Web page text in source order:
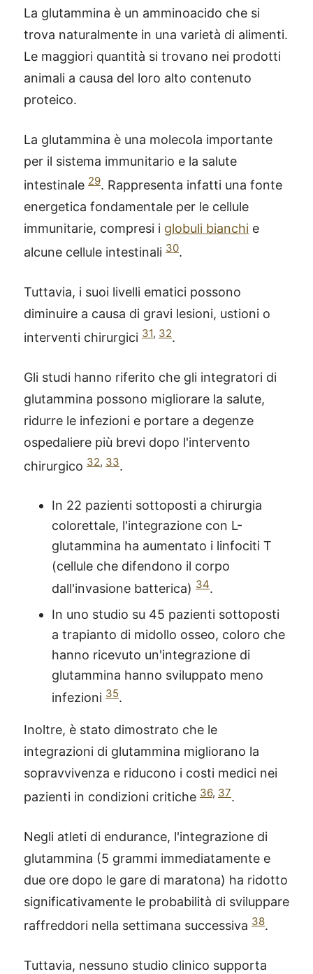
La glutammina è un amminoacido che si
trova naturalmente in una varietà di alimenti.
Le maggiori quantità si trovano nei prodotti
animali a causa del loro alto contenuto
proteico.
La glutammina è una molecola importante
per il sistema immunitario e la salute
intestinale 29. Rappresenta infatti una fonte
energetica fondamentale per le cellule
immunitarie, compresi i globuli bianchi e
alcune cellule intestinali 30.
Tuttavia, i suoi livelli ematici possono
diminuire a causa di gravi lesioni, ustioni o
interventi chirurgici 31, 32.
Gli studi hanno riferito che gli integratori di
glutammina possono migliorare la salute,
ridurre le infezioni e portare a degenze
ospedaliere più brevi dopo l'intervento
chirurgico 32, 33.
In 22 pazienti sottoposti a chirurgia
colorettale, l'integrazione con L-
glutammina ha aumentato i linfociti T
(cellule che difendono il corpo
dall'invasione batterica) 34.
In uno studio su 45 pazienti sottoposti
a trapianto di midollo osseo, coloro che
hanno ricevuto un'integrazione di
glutammina hanno sviluppato meno
infezioni 35.
Inoltre, è stato dimostrato che le
integrazioni di glutammina migliorano la
sopravvivenza e riducono i costi medici nei
pazienti in condizioni critiche 36, 37.
Negli atleti di endurance, l'integrazione di
glutammina (5 grammi immediatamente e
due ore dopo le gare di maratona) ha ridotto
significativamente le probabilità di sviluppare
raffreddori nella settimana successiva 38.
Tuttavia, nessuno studio clinico supporta